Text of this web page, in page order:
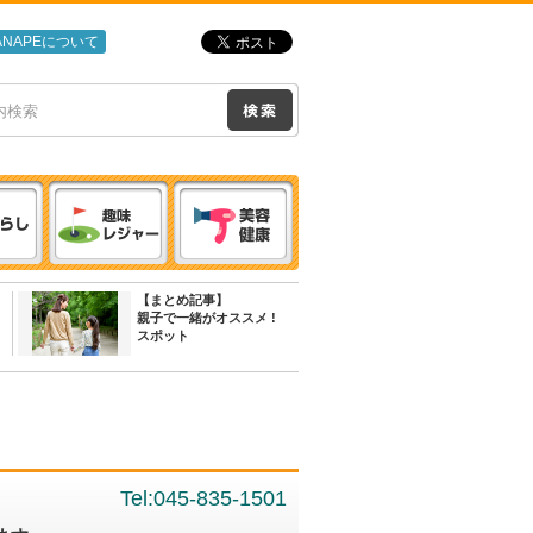
について
【まとめ記事】
親子で一緒がオススメ !
スポット
Tel:045-835-1501